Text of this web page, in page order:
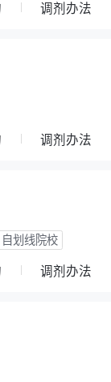
调剂办法
调剂办法
自划线院校
调剂办法